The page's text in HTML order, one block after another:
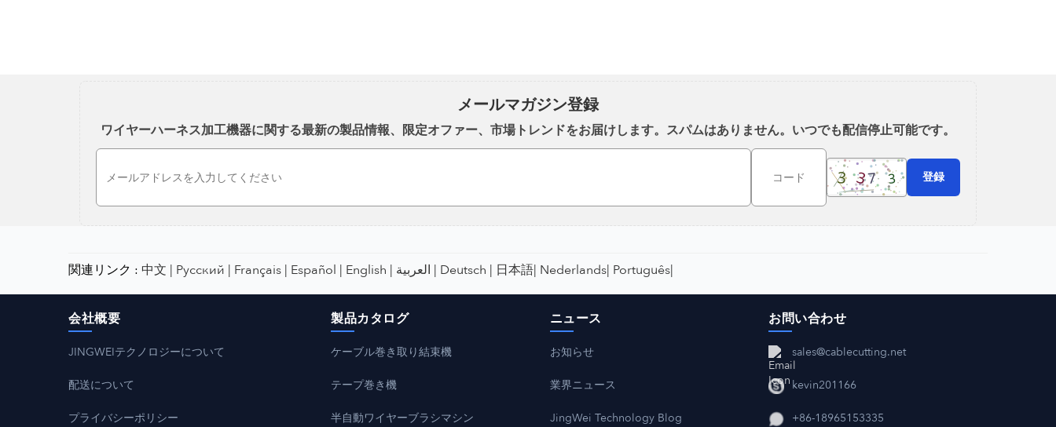
メールマガジン登録
ワイヤーハーネス加工機器に関する最新の製品情報、限定オファー、市場トレンドをお届けします。スパムはありません。いつでも配信停止可能です。
Email Address コード 登録
関連リンク : 中文 | Русский | Français | Español | English | العربية | Deutsch | 日本語| Nederlands| Português|
会社概要
JINGWEIテクノロジーについて
配送について
プライバシーポリシー
製品カタログ
ケーブル巻き取り結束機
テープ巻き機
半自動ワイヤーブラシマシン
ニュース
お知らせ
業界ニュース
JingWei Technology Blog
お問い合わせ
sales@cablecutting.net
kevin201166
+86-18965153335